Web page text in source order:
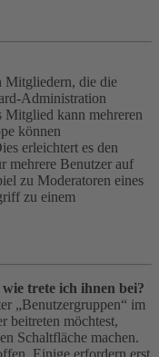
Mitgliedern, die die
Administration
Mitglied kann mehreren
können
erleichtert es den
mehrere Benutzer auf
zu Moderatoren eines
zu einem
trete ich ihnen bei?
„Benutzergruppen“ im
beitreten möchtest,
Schaltfläche machen.